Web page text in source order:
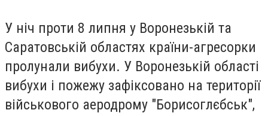
У ніч проти 8 липня у Воронезькій та
Саратовській областях країни-агресорки
пролунали вибухи. У Воронезькій області
вибухи і пожежу зафіксовано на території
військового аеродрому "Борисоглєбськ",